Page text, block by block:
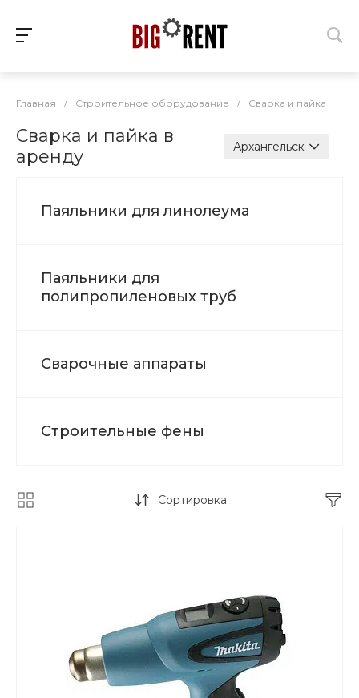
Главная / Строительное оборудование / Сварка и пайка
Сварка и пайка в
аренду
Архангельск
Паяльники для линолеума
Паяльники для
полипропиленовых труб
Сварочные аппараты
Строительные фены
Сортировка